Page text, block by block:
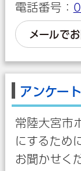
電話番号：
メールで
アンケート
常陸大宮市
にするため
お聞かせく